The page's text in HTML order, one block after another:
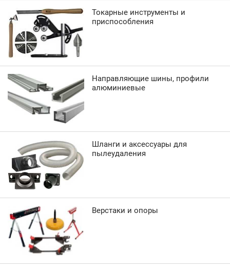
Токарные инструменты и
приспособления
Направляющие шины, профили
алюминиевые
Шланги и аксессуары для
пылеудаления
Верстаки и опоры